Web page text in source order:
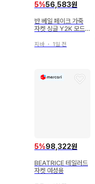
5%56,583원
반 베일 페이크 가죽
자켓 싱글 Y2K 모드
지바 ・ 1일 전
5%98,322원
BEATRICE 테일러드
자켓 여성용